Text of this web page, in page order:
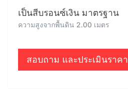
เป็นสีบรอนซ์เงิน มาตรฐาน
ความสูงจากพื้นดิน 2.00 เมตร
สอบถาม และประเมินราคา